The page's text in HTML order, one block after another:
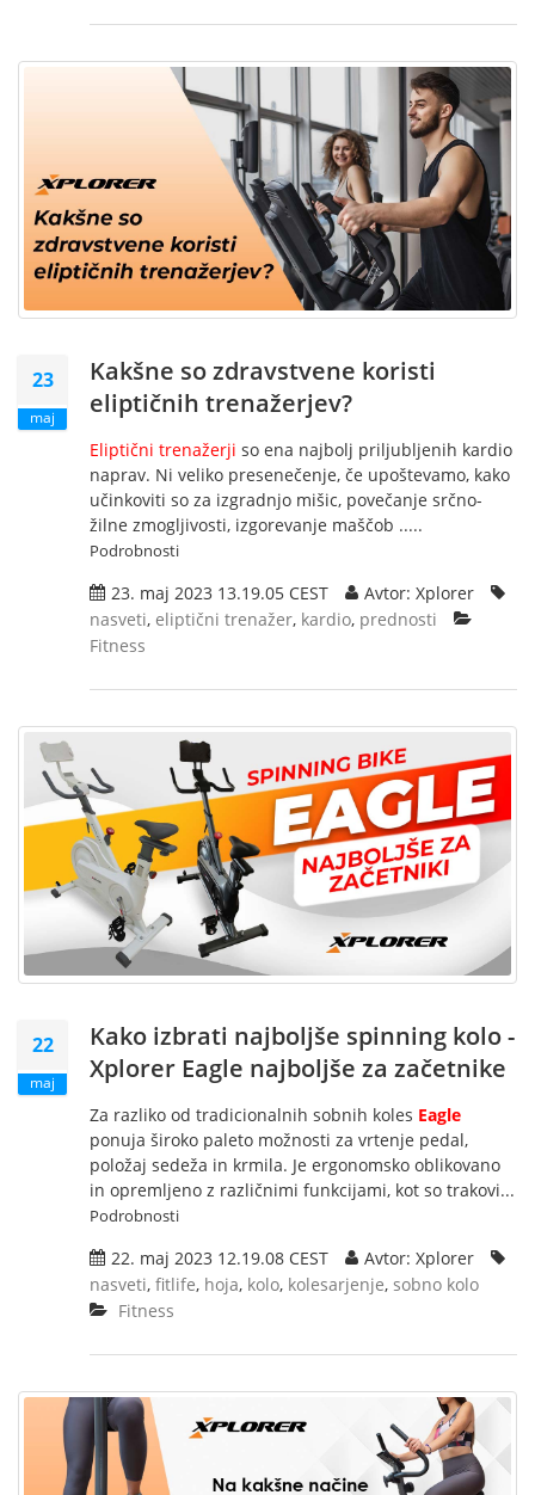
23
maj
Kakšne so zdravstvene koristi
eliptičnih trenažerjev?
Eliptični trenažerji so ena najbolj priljubljenih kardio
naprav. Ni veliko presenečenje, če upoštevamo, kako
učinkoviti so za izgradnjo mišic, povečanje srčno-
žilne zmogljivosti, izgorevanje maščob .....
Podrobnosti
23. maj 2023 13.19.05 CEST
Avtor: Xplorer
nasveti, eliptični trenažer, kardio, prednosti
Fitness
22
maj
Kako izbrati najboljše spinning kolo -
Xplorer Eagle najboljše za začetnike
Za razliko od tradicionalnih sobnih koles Eagle
ponuja široko paleto možnosti za vrtenje pedal,
položaj sedeža in krmila. Je ergonomsko oblikovano
in opremljeno z različnimi funkcijami, kot so trakovi...
Podrobnosti
22. maj 2023 12.19.08 CEST
Avtor: Xplorer
nasveti, fitlife, hoja, kolo, kolesarjenje, sobno kolo
Fitness